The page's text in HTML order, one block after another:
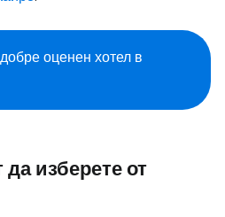
оценен хотел в
изберете от